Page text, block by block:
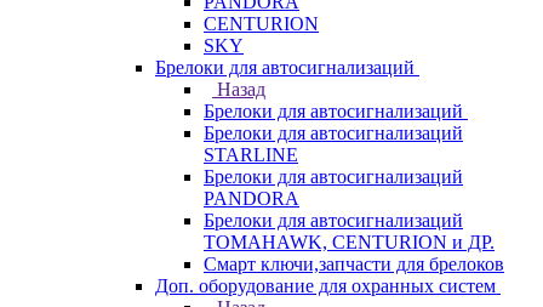
CENTURION
SKY
Брелоки для автосигнализаций
Назад
Брелоки для автосигнализаций
Брелоки для автосигнализаций
STARLINE
Брелоки для автосигнализаций
PANDORA
Брелоки для автосигнализаций
TOMAHAWK, CENTURION и ДР.
Смарт ключи,запчасти для брелоков
Доп. оборудование для охранных систем